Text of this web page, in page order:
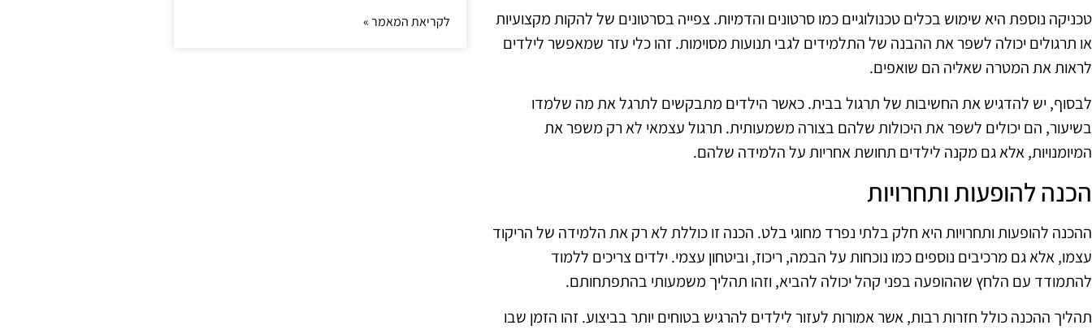
טכניקה נוספת היא שימוש בכלים טכנולוגיים כמו סרטונים והדמיות. צפייה בסרטונים של להקות מקצועיות
או תרגולים יכולה לשפר את ההבנה של התלמידים לגבי תנועות מסוימות. זהו כלי עזר שמאפשר לילדים
לראות את המטרה שאליה הם שואפים.
לבסוף, יש להדגיש את החשיבות של תרגול בבית. כאשר הילדים מתבקשים לתרגל את מה שלמדו
בשיעור, הם יכולים לשפר את היכולות שלהם בצורה משמעותית. תרגול עצמאי לא רק משפר את
המיומנויות, אלא גם מקנה לילדים תחושת אחריות על הלמידה שלהם.
הכנה להופעות ותחרויות
ההכנה להופעות ותחרויות היא חלק בלתי נפרד מחוגי בלט. הכנה זו כוללת לא רק את הלמידה של הריקוד
עצמו, אלא גם מרכיבים נוספים כמו נוכחות על הבמה, ריכוז, וביטחון עצמי. ילדים צריכים ללמוד
להתמודד עם הלחץ שההופעה בפני קהל יכולה להביא, וזהו תהליך משמעותי בהתפתחותם.
תהליך ההכנה כולל חזרות רבות, אשר אמורות לעזור לילדים להרגיש בטוחים יותר בביצוע. זהו הזמן שבו
לקריאת המאמר »